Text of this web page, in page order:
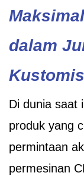
dalam
Di dunia saat
produk yang
permintaan
permesinan